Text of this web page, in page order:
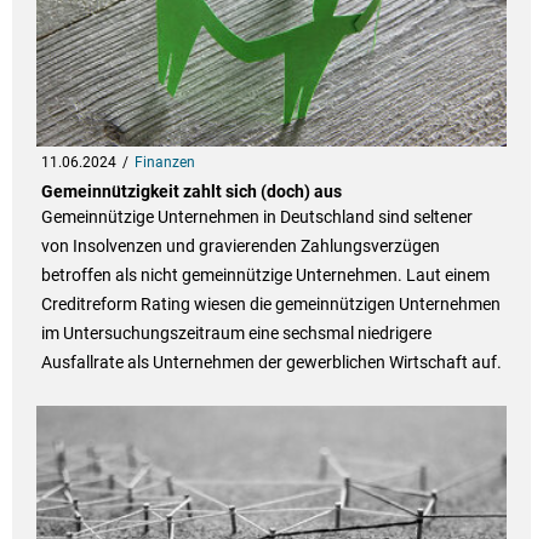
11.06.2024 Finanzen
Gemeinnützigkeit zahlt sich (doch) aus
Gemeinnützige Unternehmen in Deutschland sind seltener
von Insolvenzen und gravierenden Zahlungsverzügen
betroffen als nicht gemeinnützige Unternehmen. Laut einem
Creditreform Rating wiesen die gemeinnützigen Unternehmen
im Untersuchungszeitraum eine sechsmal niedrigere
Ausfallrate als Unternehmen der gewerblichen Wirtschaft auf.